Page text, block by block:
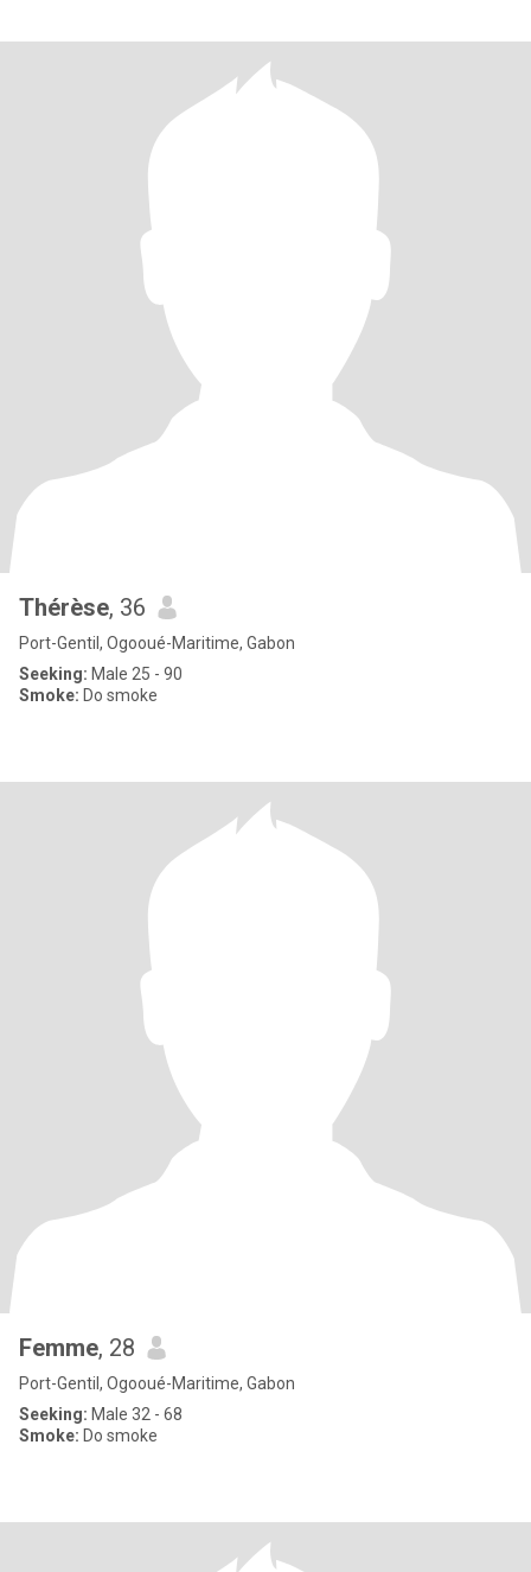
Thérèse, 36
Port-Gentil, Ogooué-Maritime, Gabon
Seeking: Male 25 - 90
Smoke: Do smoke
Femme, 28
Port-Gentil, Ogooué-Maritime, Gabon
Seeking: Male 32 - 68
Smoke: Do smoke